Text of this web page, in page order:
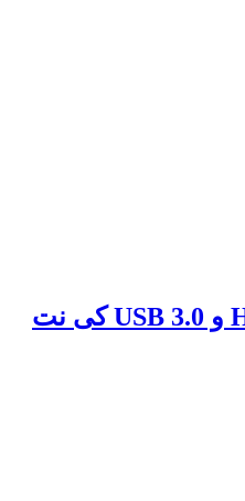
تبدیل Type C به HDMI و USB 3.0 کی نت